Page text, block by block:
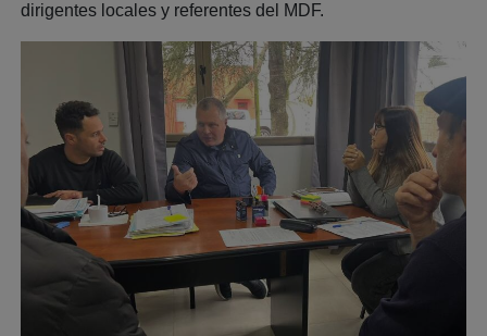
dirigentes locales y referentes del MDF.